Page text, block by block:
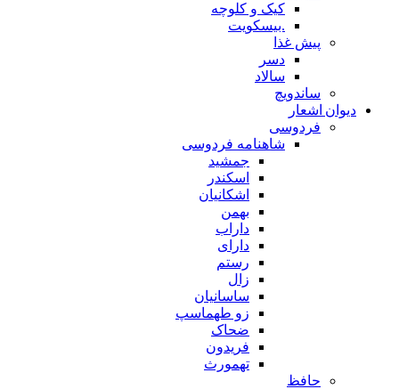
کیک و کلوچه
.بیسکویت
پیش غذا
دسر
سالاد
ساندویچ
دیوان اشعار
فردوسی
شاهنامه فردوسی
جمشید
اسکندر
اشکانیان
بهمن
داراب
دارای
رستم
زال
ساسانیان
زو طهماسپ‏
ضحاک
فریدون
تهمورث
حافظ